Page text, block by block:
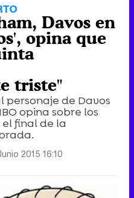
Davos en
opina que
triste"
personaje de Davos
opina sobre los
final de la
2015 16:10